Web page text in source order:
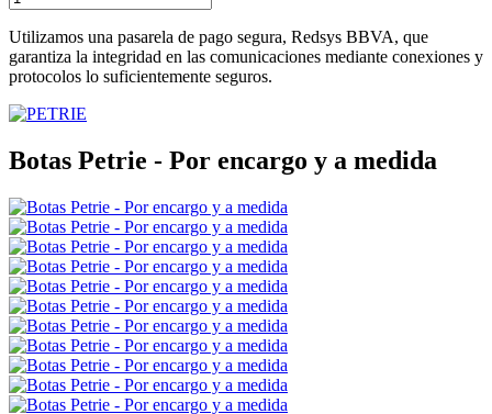
Utilizamos una pasarela de pago segura, Redsys BBVA, que
garantiza la integridad en las comunicaciones mediante conexiones y
protocolos lo suficientemente seguros.
Botas Petrie - Por encargo y a medida